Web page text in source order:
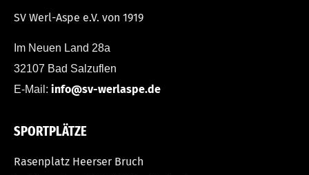
SV Werl-Aspe e.V. von 1919
Im Neuen Land 28a
32107 Bad Salzuflen
E-Mail: info@sv-werlaspe.de
SPORTPLÄTZE
Rasenplatz Heerser Bruch